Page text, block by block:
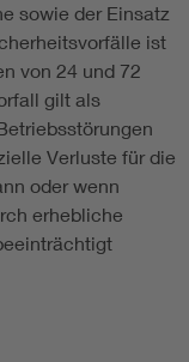
sowie der Einsatz
ist
von 24 und 72
gilt als
Verluste für die
oder wenn
erhebliche